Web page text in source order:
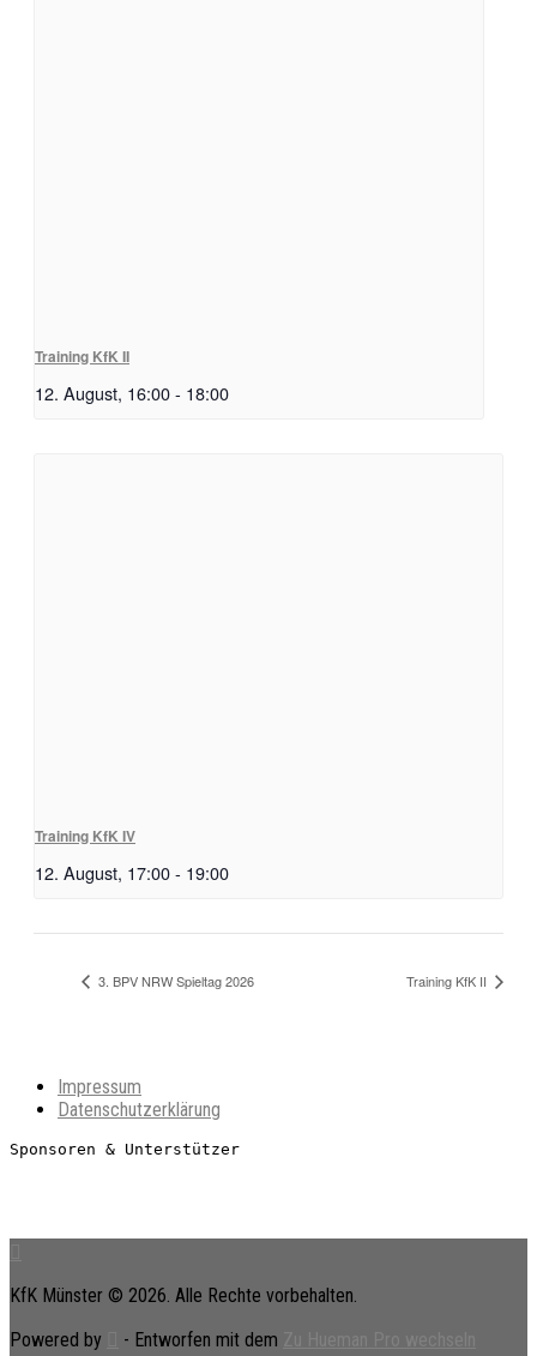
Training KfK II
12. August, 16:00- 18:00
Training KfK IV
12. August, 17:00- 19:00
3. BPV NRW Spieltag 2026 Training KfK II
Impressum
Datenschutzerklärung
Sponsoren & Unterstützer
KfK Münster © 2026. Alle Rechte vorbehalten.
Powered by
- Entworfen mit dem